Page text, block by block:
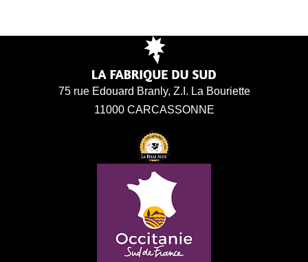
75 rue Edouard Branly, Z.I. La Bouriette
11000 CARCASSONNE